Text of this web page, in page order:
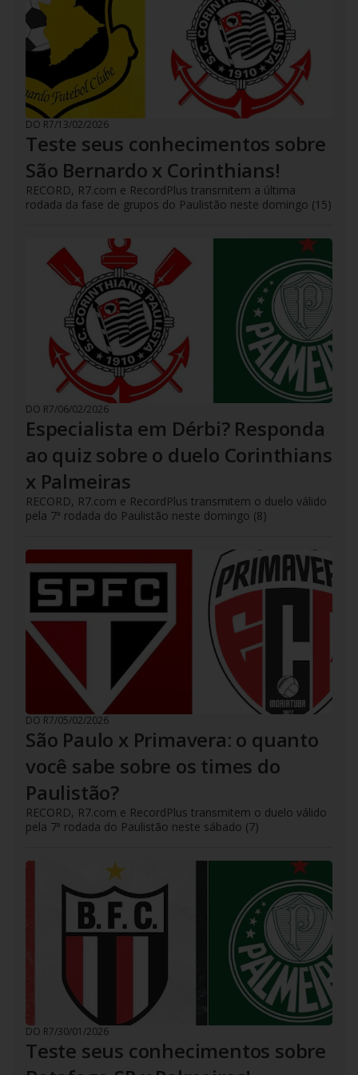
DO R7/13/02/2026
Teste seus conhecimentos sobre
São Bernardo x Corinthians!
RECORD, R7.com e RecordPlus transmitem a última
rodada da fase de grupos do Paulistão neste domingo (15)
DO R7/06/02/2026
Especialista em Dérbi? Responda
ao quiz sobre o duelo Corinthians
x Palmeiras
RECORD, R7.com e RecordPlus transmitem o duelo válido
pela 7ª rodada do Paulistão neste domingo (8)
DO R7/05/02/2026
São Paulo x Primavera: o quanto
você sabe sobre os times do
Paulistão?
RECORD, R7.com e RecordPlus transmitem o duelo válido
pela 7ª rodada do Paulistão neste sábado (7)
DO R7/30/01/2026
Teste seus conhecimentos sobre